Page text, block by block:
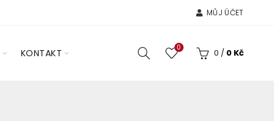
MŮJ ÚČET
KONTAKT 0 0 / 0 Kč